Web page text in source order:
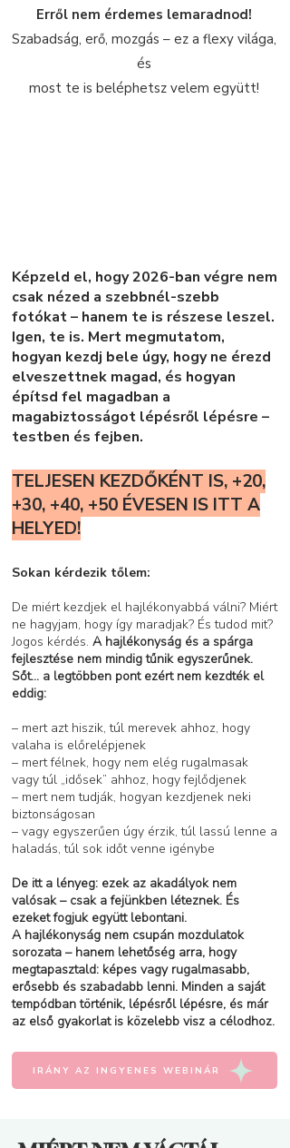
Erről nem érdemes lemaradnod!
Szabadság, erő, mozgás – ez a flexy világa,
és
most te is beléphetsz velem együtt!
Képzeld el, hogy 2026-ban végre nem
csak nézed a szebbnél-szebb
fotókat – hanem te is részese leszel.
Igen, te is. Mert megmutatom,
hogyan kezdj bele úgy, hogy ne érezd
elveszettnek magad, és hogyan
építsd fel magadban a
magabiztosságot lépésről lépésre –
testben és fejben.
TELJESEN KEZDŐKÉNT IS, +20,
+30, +40, +50 ÉVESEN IS ITT A
HELYED!
Sokan kérdezik tőlem:
De miért kezdjek el hajlékonyabbá válni? Miért
ne hagyjam, hogy így maradjak? És tudod mit?
Jogos kérdés. A hajlékonyság és a spárga
fejlesztése nem mindig tűnik egyszerűnek.
Sőt… a legtöbben pont ezért nem kezdték el
eddig:
– mert azt hiszik, túl merevek ahhoz, hogy
valaha is előrelépjenek
– mert félnek, hogy nem elég rugalmasak
vagy túl „idősek” ahhoz, hogy fejlődjenek
– mert nem tudják, hogyan kezdjenek neki
biztonságosan
– vagy egyszerűen úgy érzik, túl lassú lenne a
haladás, túl sok időt venne igénybe
De itt a lényeg: ezek az akadályok nem
valósak – csak a fejünkben léteznek. És
ezeket fogjuk együtt lebontani.
A hajlékonyság nem csupán mozdulatok
sorozata – hanem lehetőség arra, hogy
megtapasztald: képes vagy rugalmasabb,
erősebb és szabadabb lenni. Minden a saját
tempódban történik, lépésről lépésre, és már
az első gyakorlat is közelebb visz a célodhoz.
IRÁNY AZ INGYENES WEBINÁR